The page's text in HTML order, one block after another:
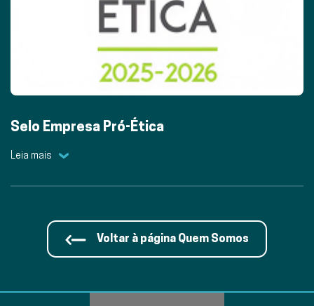
Selo Empresa Pró-Ética
Leia mais
Voltar à página Quem Somos